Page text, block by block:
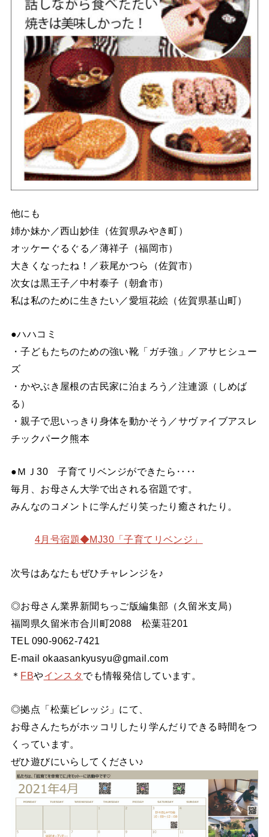
他にも
姉か妹か／西山妙佳（佐賀県みやき町）
オッケーぐるぐる／薄祥子（福岡市）
大きくなったね！／萩尾かつら（佐賀市）
次女は黒王子／中村泰子（朝倉市）
私は私のために生きたい／愛垣花絵（佐賀県基山町）
●ハハコミ
・子どもたちのための強い靴「ガチ強」／アサヒシュー
ズ
・かやぶき屋根の古民家に泊まろう／注連源（しめば
る）
・親子で思いっきり身体を動かそう／サヴァイブアスレ
チックパーク熊本
●ＭＪ30 子育てリベンジができたら‥‥
毎月、お母さん大学で出される宿題です。
みんなのコメントに学んだり笑ったり癒されたり。
4月号宿題◆MJ30「子育てリベンジ」
次号はあなたもぜひチャレンジを♪
◎お母さん業界新聞ちっご版編集部（久留米支局）
福岡県久留米市合川町2088 松葉荘201
TEL 090-9062-7421
E-mail okaasankyusyu@gmail.com
＊ FBやインスタでも情報発信しています。
◎拠点「松葉ビレッジ」にて、
お母さんたちがホッコリしたり学んだりできる時間をつ
くっています。
ぜひ遊びにいらしてください♪